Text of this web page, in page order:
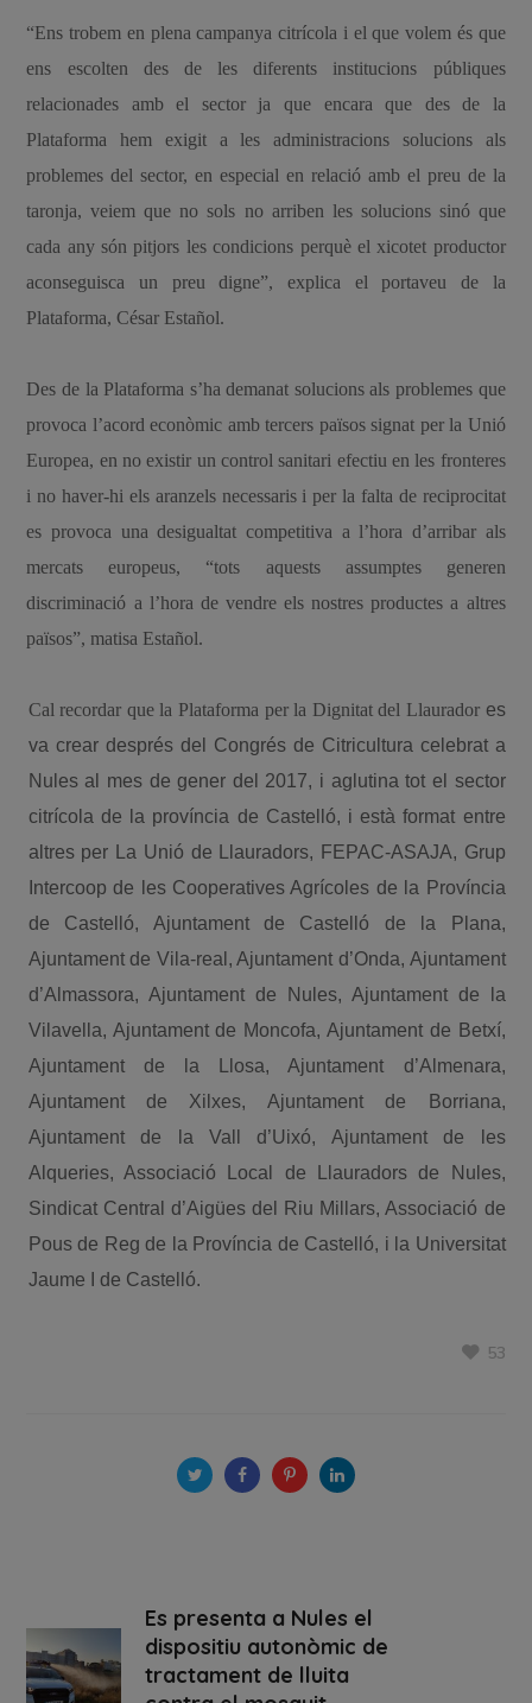
“Ens trobem en plena campanya citrícola i el que volem és que
ens escolten des de les diferents institucions públiques
relacionades amb el sector ja que encara que des de la
Plataforma hem exigit a les administracions solucions als
problemes del sector, en especial en relació amb el preu de la
taronja, veiem que no sols no arriben les solucions sinó que
cada any són pitjors les condicions perquè el xicotet productor
aconseguisca un preu digne”, explica el portaveu de la
Plataforma, César Estañol.
Des de la Plataforma s’ha demanat solucions als problemes que
provoca l’acord econòmic amb tercers països signat per la Unió
Europea, en no existir un control sanitari efectiu en les fronteres
i no haver-hi els aranzels necessaris i per la falta de reciprocitat
es provoca una desigualtat competitiva a l’hora d’arribar als
mercats europeus, “tots aquests assumptes generen
discriminació a l’hora de vendre els nostres productes a altres
països”, matisa Estañol.
Cal recordar que la Plataforma per la Dignitat del Llaurador es
va crear després del Congrés de Citricultura celebrat a
Nules al mes de gener del 2017, i aglutina tot el sector
citrícola de la província de Castelló, i està format entre
altres per La Unió de Llauradors, FEPAC-ASAJA, Grup
Intercoop de les Cooperatives Agrícoles de la Província
de Castelló, Ajuntament de Castelló de la Plana,
Ajuntament de Vila-real, Ajuntament d’Onda, Ajuntament
d’Almassora, Ajuntament de Nules, Ajuntament de la
Vilavella, Ajuntament de Moncofa, Ajuntament de Betxí,
Ajuntament de la Llosa, Ajuntament d’Almenara,
Ajuntament de Xilxes, Ajuntament de Borriana,
Ajuntament de la Vall d’Uixó, Ajuntament de les
Alqueries, Associació Local de Llauradors de Nules,
Sindicat Central d’Aigües del Riu Millars, Associació de
Pous de Reg de la Província de Castelló, i la Universitat
Jaume I de Castelló.
53
Es presenta a Nules el
dispositiu autonòmic de
tractament de lluita